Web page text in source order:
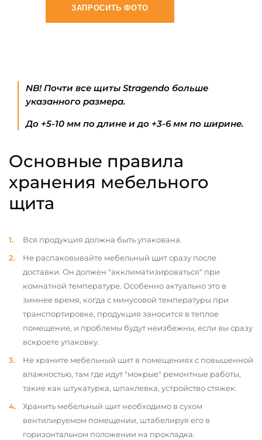
ЗАПРОСИТЬ ФОТО
NB! Почти все щиты Stragendo больше
указанного размера.
До +5-10 мм по длине и до +3-6 мм по ширине.
Основные правила
хранения мебельного
щита
Вся продукция должна быть упакована.
Не распаковывайте мебельный щит сразу после
доставки. Он должен "акклиматизироваться" при
комнатной температуре. Особенно актуально это в
зимнее время, когда с минусовой температуры при
транспортировке, продукция заносится в теплое
помещение, и проблемы будут неизбежны, если вы сразу
вскроете упаковку.
Не храните мебельный щит в помещениях с повышенной
влажностью, там где идут "мокрые" ремонтные работы,
такие как штукатурка, шпаклевка, устройство стяжек.
Хранить мебельный щит необходимо в сухом
вентилируемом помещении, штабелируя его в
горизонтальном положении на прокладка.